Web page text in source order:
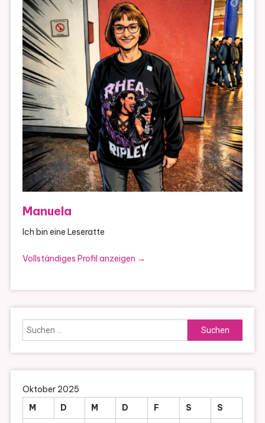
Manuela
Ich bin eine Leseratte
Vollständiges Profil anzeigen →
Suchen
nach:
Oktober 2025
M
D M D F S
S